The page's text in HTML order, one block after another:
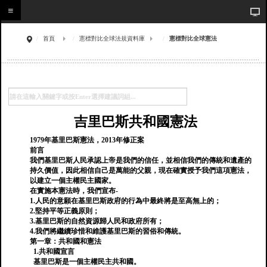
首頁 憲標對比全球法規資料庫 憲標對比全球憲法
吉里巴斯共和國憲法
1979年基里巴斯憲法，2013年修正案
前言
我們基里巴斯人民承認上帝是我們的信任，並相信我們的傳統和遺產的
持久價值，因此相信自己是萬能的父親，現在確實授予我們這項憲法，
以建立一個主權民主國家。
在實施本憲法時，我們宣布-
1.人民的意願在基里巴斯政府的行為中最終將是至高無上的；
2.堅持平等正義原則；
3.基里巴斯的自然資源歸人民和政府所有；
4.我們將繼續珍惜和維護基里巴斯的習俗和傳統。
第一章：共和國和憲法
1.共和國宣言
基里巴斯是一個主權民主共和國。